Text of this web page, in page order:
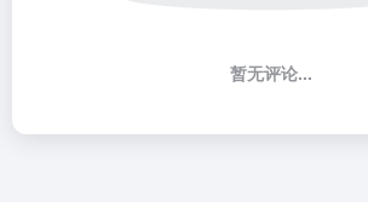
暂无评论...